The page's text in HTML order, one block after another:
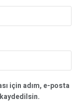
için adım, e-posta